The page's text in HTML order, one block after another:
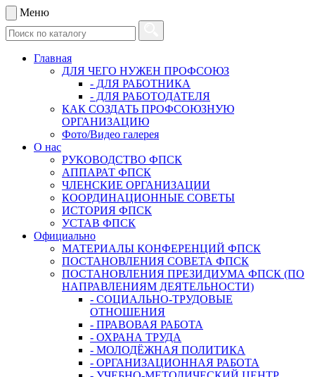
Меню
Главная
ДЛЯ ЧЕГО НУЖЕН ПРОФСОЮЗ
- ДЛЯ РАБОТНИКА
- ДЛЯ РАБОТОДАТЕЛЯ
КАК СОЗДАТЬ ПРОФСОЮЗНУЮ
ОРГАНИЗАЦИЮ
Фото/Видео галерея
О нас
РУКОВОДСТВО ФПСК
АППАРАТ ФПСК
ЧЛЕНСКИЕ ОРГАНИЗАЦИИ
КООРДИНАЦИОННЫЕ СОВЕТЫ
ИСТОРИЯ ФПСК
УСТАВ ФПСК
Официально
МАТЕРИАЛЫ КОНФЕРЕНЦИЙ ФПСК
ПОСТАНОВЛЕНИЯ СОВЕТА ФПСК
ПОСТАНОВЛЕНИЯ ПРЕЗИДИУМА ФПСК (ПО
НАПРАВЛЕНИЯМ ДЕЯТЕЛЬНОСТИ)
- СОЦИАЛЬНО-ТРУДОВЫЕ
ОТНОШЕНИЯ
- ПРАВОВАЯ РАБОТА
- ОХРАНА ТРУДА
- МОЛОДЁЖНАЯ ПОЛИТИКА
- ОРГАНИЗАЦИОННАЯ РАБОТА